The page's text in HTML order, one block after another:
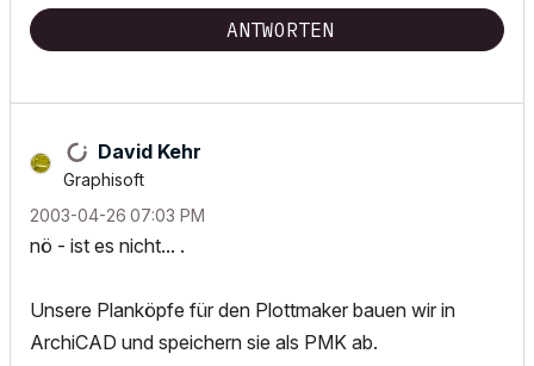
ANTWORTEN
David Kehr
Graphisoft
‎2003-04-26 07:03 PM
nö - ist es nicht... .
Unsere Planköpfe für den Plottmaker bauen wir in
ArchiCAD und speichern sie als PMK ab.